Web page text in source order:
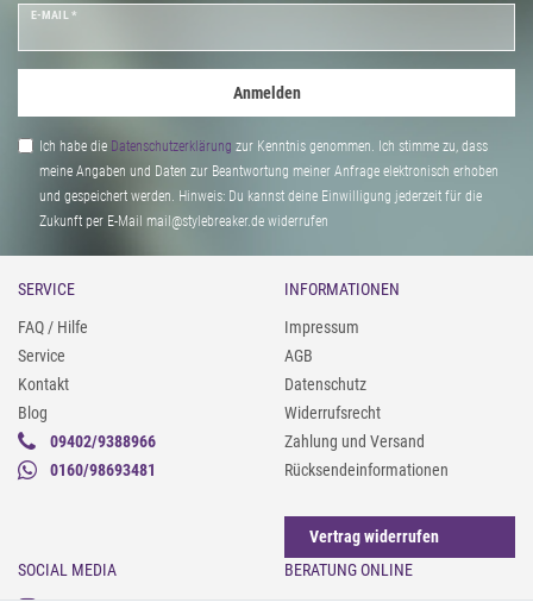
E-MAIL *
Anmelden
Ich habe die Daten­schutz­erklärung zur Kenntnis genommen. Ich stimme zu, dass
meine Angaben und Daten zur Beantwortung meiner Anfrage elektronisch erhoben
und gespeichert werden. Hinweis: Du kannst deine Einwilligung jederzeit für die
Zukunft per E-Mail mail@stylebreaker.de widerrufen
SERVICE
FAQ / Hilfe
Service
Kontakt
Blog
09402/9388966
0160/98693481
INFORMATIONEN
Impressum
AGB
Datenschutz
Widerrufsrecht
Zahlung und Versand
Rücksendeinformationen
Vertrag widerrufen
SOCIAL MEDIA
BERATUNG ONLINE